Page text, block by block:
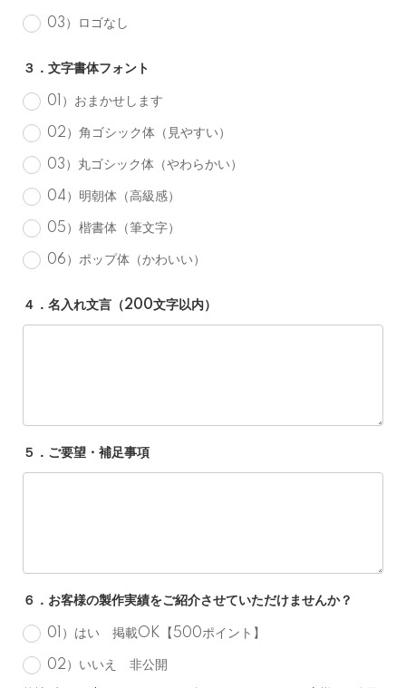
03）ロゴなし
３．文字書体フォント
01）おまかせします
02）角ゴシック体（見やすい）
03）丸ゴシック体（やわらかい）
04）明朝体（高級感）
05）楷書体（筆文字）
06）ポップ体（かわいい）
４．名入れ文言（200文字以内）
５．ご要望・補足事項
６．お客様の製作実績をご紹介させていただけませんか？
01）はい 掲載OK【500ポイント】
02）いいえ 非公開